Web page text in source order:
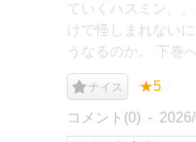
ていくハスミン。
けで怪しまれない
うなるのか。 下巻へ
ナイス ★5
コメント(0)